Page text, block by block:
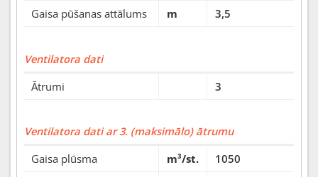
Gaisa pūšanas attālums
m 3,5
Ventilatora dati
Ātrumi
3
Ventilatora dati ar 3. (maksimālo) ātrumu
Gaisa plūsma
m³/st.
1050